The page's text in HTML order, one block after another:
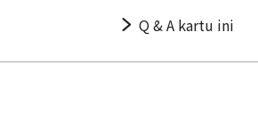
Q & A kartu ini